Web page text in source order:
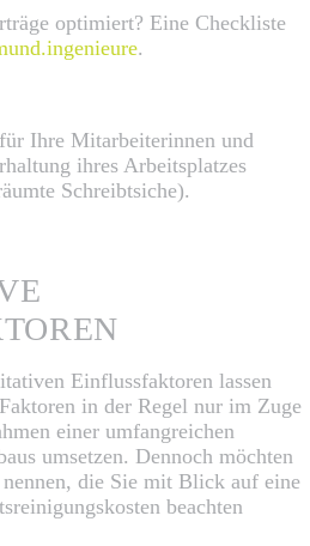
optimiert? Eine Checkliste
.
Ihre Mitarbeiterinnen und
ihres Arbeitsplatzes
Schreibtsiche).
Einflussfaktoren lassen
in der Regel nur im Zuge
einer umfangreichen
umsetzen. Dennoch möchten
die Sie mit Blick auf eine
beachten